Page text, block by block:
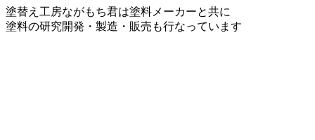
塗替え工房ながもち君は塗料メーカーと共に
塗料の研究開発・製造・販売も行なっています